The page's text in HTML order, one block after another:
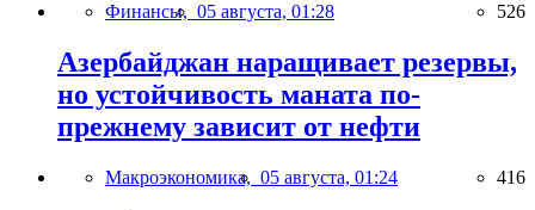
Финансы, 05 августа, 01:28 526
Азербайджан наращивает резервы,
но устойчивость маната по-
прежнему зависит от нефти
Макроэкономика, 05 августа, 01:24 416